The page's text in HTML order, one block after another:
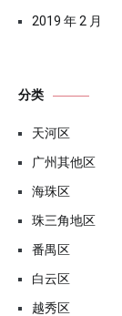
2019 年 2 月
分类
天河区
广州其他区
海珠区
珠三角地区
番禺区
白云区
越秀区